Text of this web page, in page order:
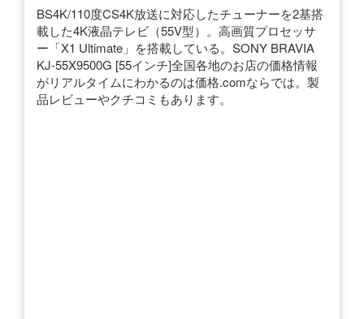
BS4K/110度CS4K放送に対応したチューナーを2基搭
載した4K液晶テレビ（55V型）。高画質プロセッサ
ー「X1 Ultimate」を搭載している。SONY BRAVIA
KJ-55X9500G [55インチ]全国各地のお店の価格情報
がリアルタイムにわかるのは価格.comならでは。製
品レビューやクチコミもあります。